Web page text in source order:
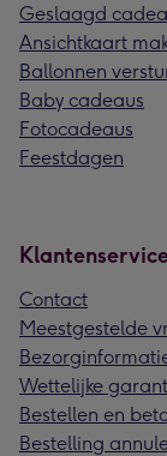
Geslaagd
Ansichtkaart
Ballonnen
Baby cadeaus
Fotocadeaus
Feestdagen
Contact
Meestgestelde
Wettelijke
Bestellen en
Bestelling